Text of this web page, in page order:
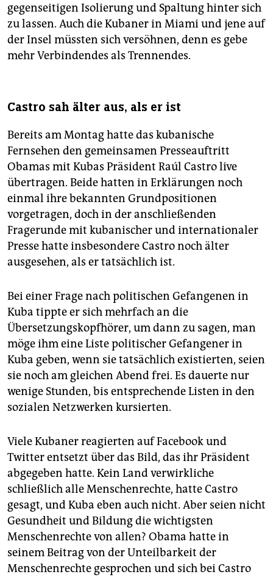
gegenseitigen Isolierung und Spaltung hinter sich
zu lassen. Auch die Kubaner in Miami und jene auf
der Insel müssten sich versöhnen, denn es gebe
mehr Verbindendes als Trennendes.
Castro sah älter aus, als er ist
Bereits am Montag hatte das kubanische
Fernsehen den gemeinsamen Presseauftritt
Obamas mit Kubas Präsident Raúl Castro live
übertragen. Beide hatten in Erklärungen noch
einmal ihre bekannten Grundpositionen
vorgetragen, doch in der anschließenden
Fragerunde mit kubanischer und internationaler
Presse hatte insbesondere Castro noch älter
ausgesehen, als er tatsächlich ist.
Bei einer Frage nach politischen Gefangenen in
Kuba tippte er sich mehrfach an die
Übersetzungskopfhörer, um dann zu sagen, man
möge ihm eine Liste politischer Gefangener in
Kuba geben, wenn sie tatsächlich existierten, seien
sie noch am gleichen Abend frei. Es dauerte nur
wenige Stunden, bis entsprechende Listen in den
sozialen Netzwerken kursierten.
Viele Kubaner reagierten auf Facebook und
Twitter entsetzt über das Bild, das ihr Präsident
abgegeben hatte. Kein Land verwirkliche
schließlich alle Menschenrechte, hatte Castro
gesagt, und Kuba eben auch nicht. Aber seien nicht
Gesundheit und Bildung die wichtigsten
Menschenrechte von allen? Obama hatte in
seinem Beitrag von der Unteilbarkeit der
Menschenrechte gesprochen und sich bei Castro